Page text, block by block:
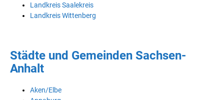
Landkreis Saalekreis
Landkreis Wittenberg
Städte und Gemeinden Sachsen-
Anhalt
Aken/Elbe